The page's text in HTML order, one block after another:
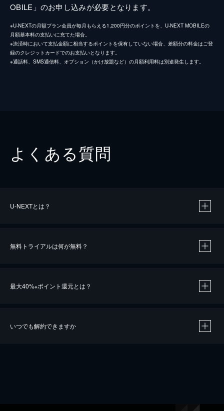
OBILE」のお申し込みが必要となります。
※U-NEXTの月額プラン会員が毎月もらえる1,200円分のポイントを、U-NEXT MOBILEの
月額基本料の支払いに充てた場合。
※決済時において支払金額に相当するポイントを保有していない場合、差額分の料金はご登
録のクレジットカードでのお支払いとなります。
※通話料、SMS通信料、オプション（かけ放題など）の月額利用料は別途発生します。
よくある質問
U-NEXTとは？
無料トライアルは何が無料？
最大40%※ポイント還元とは？
いつでも解約できますか